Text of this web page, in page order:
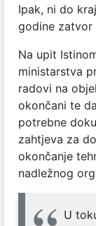
Ipak, ni do
godine zatvor
Na upit
ministarstva
radovi na
okončani te
potrebne
zahtjeva za
okončanje
nadležnog
U